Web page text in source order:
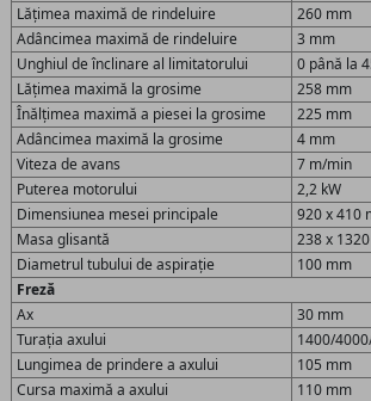
Lățimea maximă de rindeluire
260 mm
Adâncimea maximă de rindeluire
3 mm
Unghiul de înclinare al limitatorului
0 până la
Lățimea maximă la grosime
258 mm
Înălțimea maximă a piesei la grosime
225 mm
Adâncimea maximă la grosime
4 mm
Viteza de avans
7 m/min
Puterea motorului
2,2 kW
Dimensiunea mesei principale
920 x 410
Masa glisantă
238 x
Diametrul tubului de aspirație
100 mm
Freză
Ax
30 mm
Turația axului
1400/
Lungimea de prindere a axului
105 mm
Cursa maximă a axului
110 mm